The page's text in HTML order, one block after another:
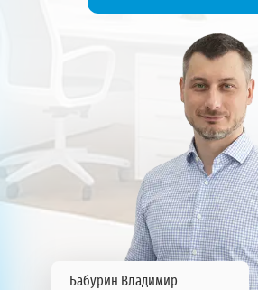
Бабурин Владимир